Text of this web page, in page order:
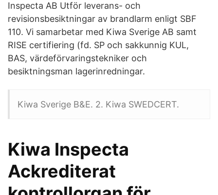
Inspecta AB Utför leverans- och
revisionsbesiktningar av brandlarm enligt SBF
110. Vi samarbetar med Kiwa Sverige AB samt
RISE certifiering (fd. SP och sakkunnig KUL,
BAS, värdeförvaringstekniker och
besiktningsman lagerinredningar.
Kiwa Sverige B&E. 2. Kiwa SWEDCERT.
Kiwa Inspecta
Ackrediterat